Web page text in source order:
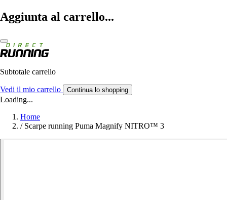
Aggiunta al carrello...
Subtotale carrello
Vedi il mio carrello Continua lo shopping
Loading...
Home
/ Scarpe running Puma Magnify NITRO™ 3